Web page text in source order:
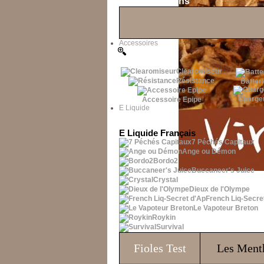
Accessoires
Clearomiseur
Résistance
Accessoire Epipe
E Liquide
E Liquide Français
7 Péchés Capitaux
Ange ou Démon
Bordo2
Buccaneer's Juice
Crystal
Dieux de l'Olympe
French Liq-
Le Vapoteur Breton
Roykin
Survival
Fioles Test Les